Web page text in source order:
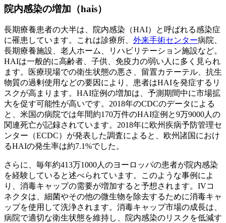
院内感染の増加（hais）
長期療養患者の大半は、院内感染（HAI）と呼ばれる感染症
に罹患しています。これは診療所、 外来手術センター病院、
長期療養施設、老人ホーム、リハビリテーション施設など。
HAIは一般的に高齢者、子供、免疫力の弱い人に多く見られ
ます。医療現場での衛生状態の悪さ、留置カテーテル、抗生
物質の過剰使用などの要因により、患者はHAIを発症するリ
スクが高まります。HAI症例の増加は、予測期間中に市場拡
大を促す可能性が高いです。2018年のCDCのデータによる
と、米国の病院では年間約170万件のHAI症例と9万9000人の
関連死亡が記録されています。2018年に欧州疾病予防管理セ
ンター（ECDC）が発表した調査によると、欧州諸国におけ
るHAIの発生率は約7.1%でした。
さらに、毎年約413万1000人のヨーロッパの患者が院内感染
を経験していると述べられています。このような事例によ
り、消毒キャップの需要が増加すると予想されます。IVコ
ネクタは、細菌やその他の微生物を除去するために消毒キャ
ップを使用して洗浄されます。消毒キャップ市場の成長は、
病院で適切な衛生状態を維持し、院内感染のリスクを低減す